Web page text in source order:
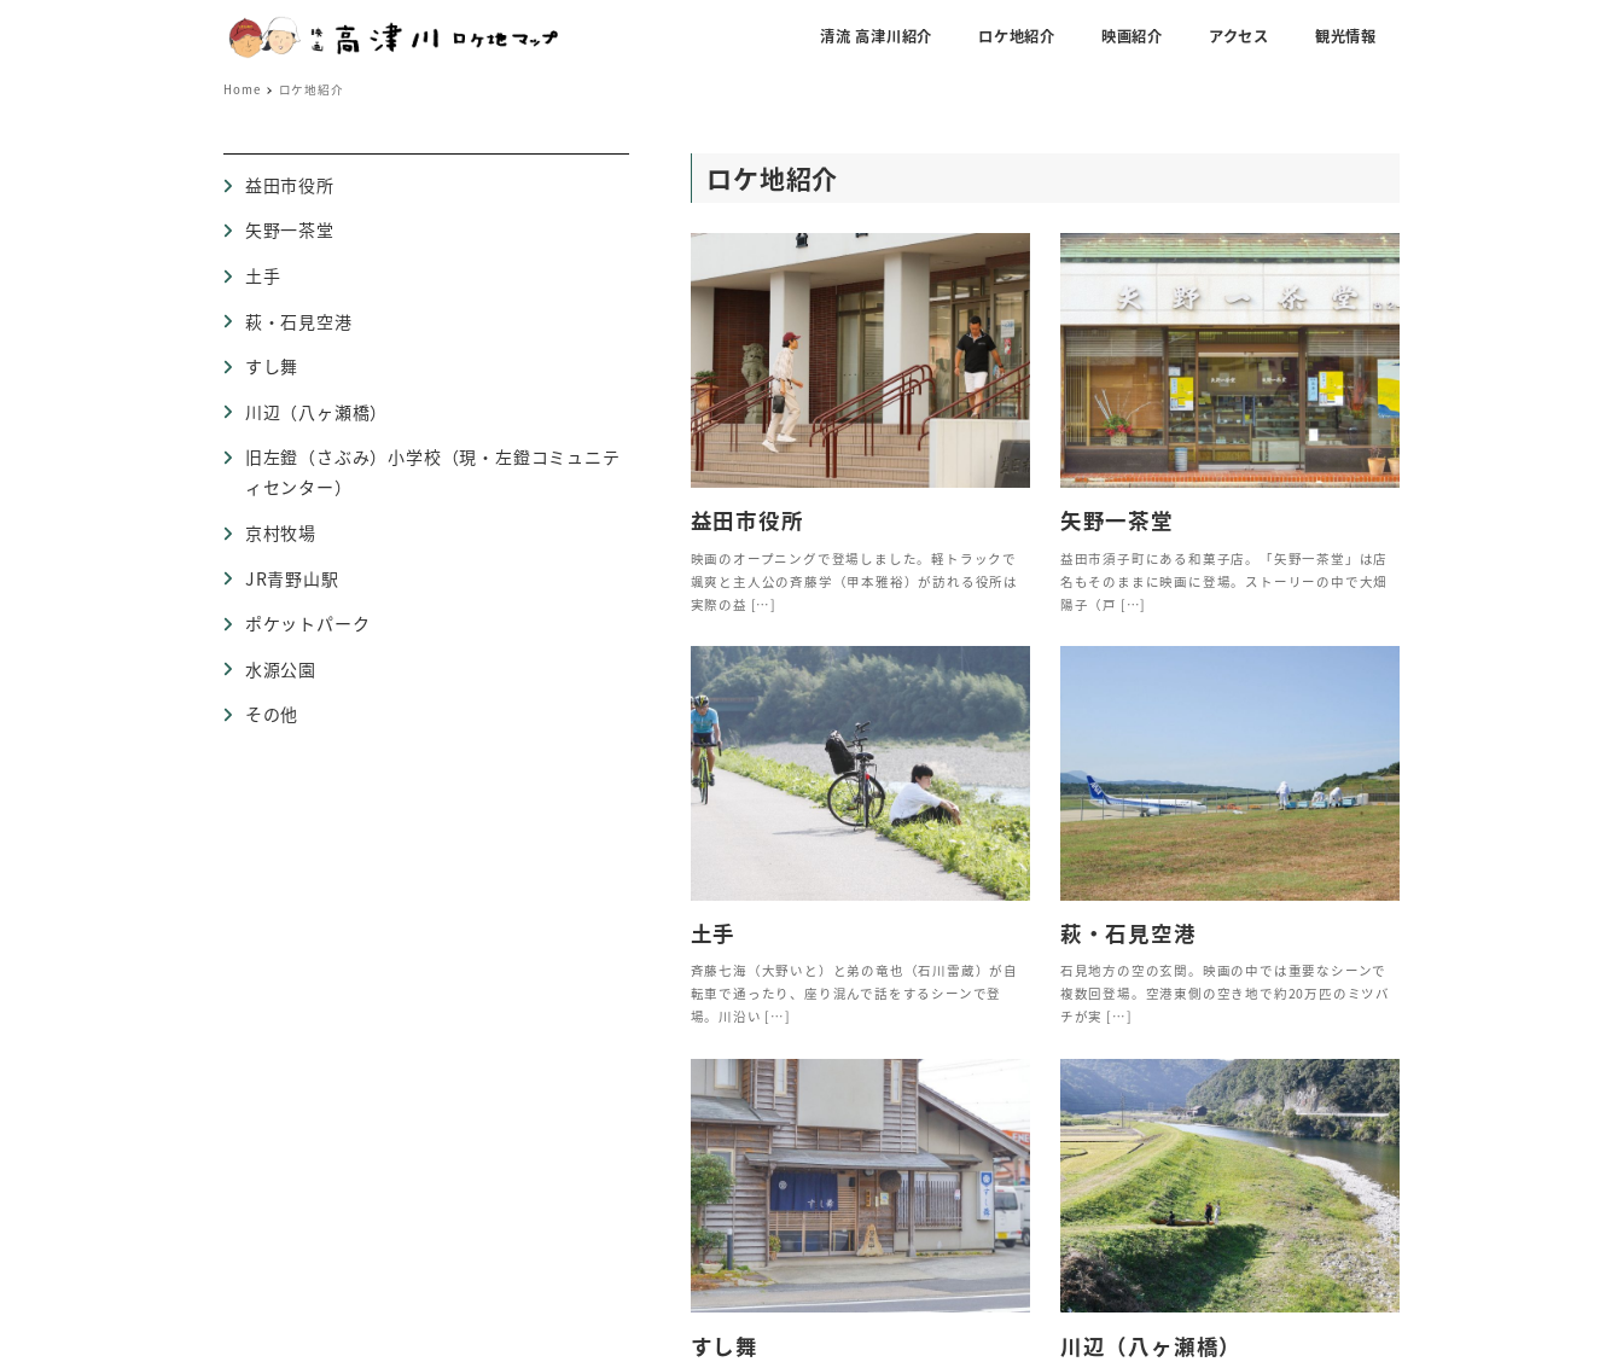
清流 高津川紹介 ロケ地紹介 映画紹介 アクセス 観光情報
Home ロケ地紹介
ロケ地紹介
益田市役所
映画のオープニングで登場しました。軽トラックで
颯爽と主人公の斉藤学（甲本雅裕）が訪れる役所は
実際の益 […]
矢野一茶堂
益田市須子町にある和菓子店。「矢野一茶堂」は店
名もそのままに映画に登場。ストーリーの中で大畑
陽子（戸 […]
土手
斉藤七海（大野いと）と弟の竜也（石川雷蔵）が自
転車で通ったり、座り混んで話をするシーンで登
場。川沿い […]
萩・石見空港
石見地方の空の玄関。映画の中では重要なシーンで
複数回登場。空港東側の空き地で約20万匹のミツバ
チが実 […]
すし舞 川辺（八ヶ瀬橋）
益田市役所
矢野一茶堂
土手
萩・石見空港
すし舞
川辺（八ヶ瀬橋）
旧左鐙（さぶみ）小学校（現・左鐙コミュニテ
ィセンター）
京村牧場
JR青野山駅
ポケットパーク
水源公園
その他